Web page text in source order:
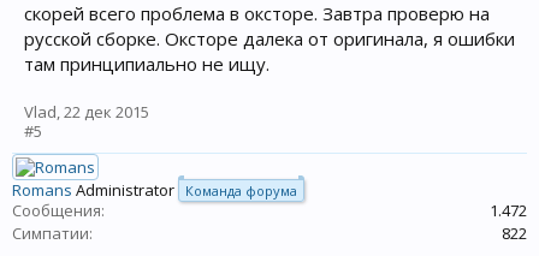
скорей всего проблема в оксторе. Завтра проверю на
русской сборке. Оксторе далека от оригинала, я ошибки
там принципиально не ищу.
Vlad,22 дек 2015
#5
Romans Administrator Команда форума
Сообщения:
1.472
Симпатии:
822